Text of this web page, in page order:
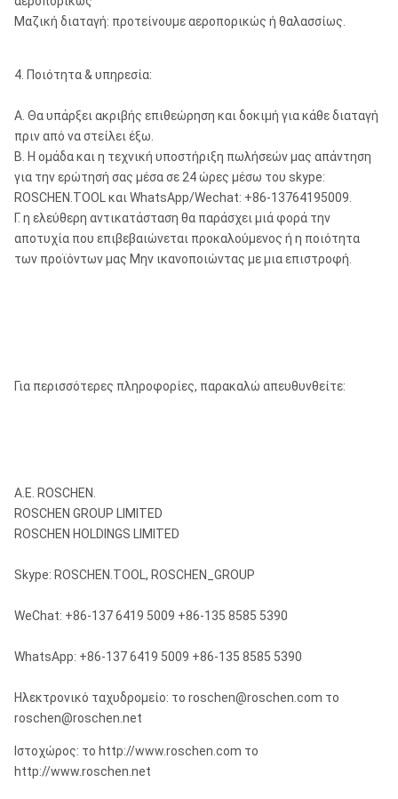
SD10
12»
DHD1120
ROS 120
API 6 5/8»
κανονισμός
SD12
Numa120
Σημειώσεις: Οποιοδήποτε ειδικό μέγεθος των κομματιών DTH
Το Metzke, νήμα Remet είναι διαθέσιμο!
Μαζική διαταγή: προτείνουμε αεροπορικώς ή θαλασσίως.
4. Ποιότητα & υπηρεσία:
Α. Θα υπάρξει ακριβής επιθεώρηση και δοκιμή για κάθε διαταγή
πριν από να στείλει έξω.
Β. Η ομάδα και η τεχνική υποστήριξη πωλήσεών μας απάντηση
για την ερώτησή σας μέσα σε 24 ώρες μέσω του skype:
ROSCHEN.TOOL και WhatsApp/Wechat: +86-13764195009.
Γ. η ελεύθερη αντικατάσταση θα παράσχει μιά φορά την
αποτυχία που επιβεβαιώνεται προκαλούμενος ή η ποιότητα
των προϊόντων μας Μην ικανοποιώντας με μια επιστροφή.
Για περισσότερες πληροφορίες, παρακαλώ απευθυνθείτε:
Α.Ε. ROSCHEN.
ROSCHEN GROUP LIMITED
ROSCHEN HOLDINGS LIMITED
Skype: ROSCHEN.TOOL, ROSCHEN_GROUP
WeChat: +86-137 6419 5009 +86-135 8585 5390
WhatsApp: +86-137 6419 5009 +86-135 8585 5390
Ηλεκτρονικό ταχυδρομείο: το roschen@roschen.com το
roschen@roschen.net
Ιστοχώρος: το http://www.roschen.com το
http://www.roschen.net